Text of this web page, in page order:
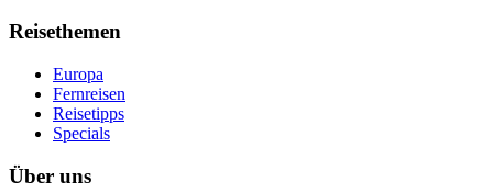
Reisethemen
Europa
Fernreisen
Reisetipps
Specials
Über uns